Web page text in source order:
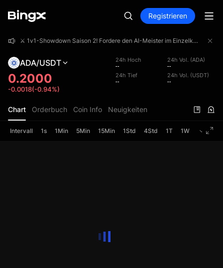
Registrieren
⚔️ 1v1-Showdown Saison 2! Fordere den AI-Meister im Einzelkampf heraus und teile dir einen Preispool von 4.000.000 USDT!
ADA/USDT
0.2000
-0.0018(-0.94%)
24h Hoch
--
24h Vol. (ADA)
--
24h Tief
--
24h Vol. (USDT)
--
Chart Orderbuch Coin Info Neuigkeiten
Intervall 1s 1Min 5Min 15Min 1Std 4Std 1T 1W